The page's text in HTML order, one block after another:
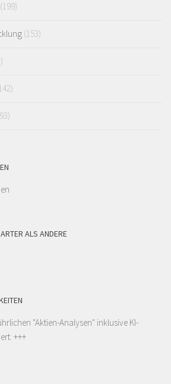
(199)
(153)
ALS ANDERE
"Aktien-Analysen" inklusive KI-
+++